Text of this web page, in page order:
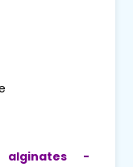
alginates -